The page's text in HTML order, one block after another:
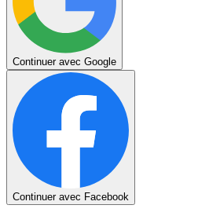
Continuer avec Google
Continuer avec Facebook